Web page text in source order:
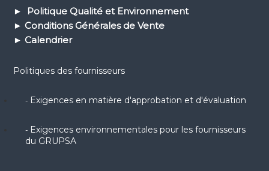
► Politique Qualité et Environnement
► Conditions Générales de Vente
► Calendrier
Politiques des fournisseurs
- Exigences en matière d'approbation et d'évaluation
- Exigences environnementales pour les fournisseurs
du GRUPSA